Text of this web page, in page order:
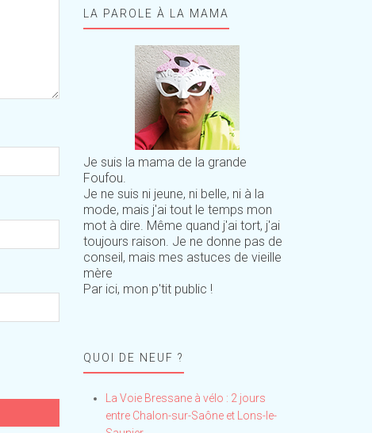
LA PAROLE À LA MAMA
Je suis la mama de la grande
Foufou.
Je ne suis ni jeune, ni belle, ni à la
mode, mais j'ai tout le temps mon
mot à dire. Même quand j'ai tort, j'ai
toujours raison. Je ne donne pas de
conseil, mais mes astuces de vieille
mère
Par ici, mon p'tit public !
QUOI DE NEUF ?
La Voie Bressane à vélo : 2 jours
entre Chalon-sur-Saône et Lons-le-